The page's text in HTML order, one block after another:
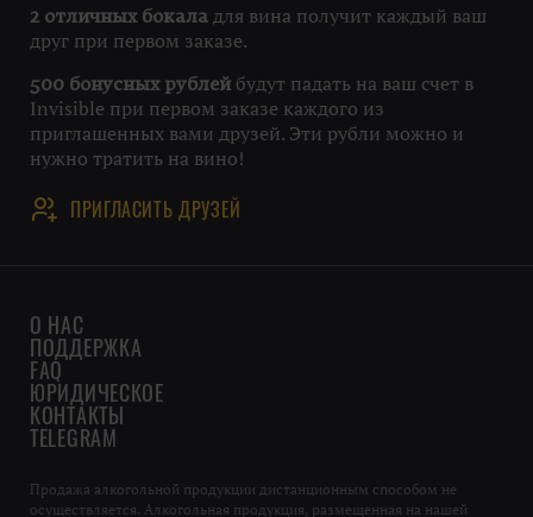
2 отличных бокала для вина получит каждый ваш
друг при первом заказе.
500 бонусных рублей будут падать на ваш счет в
Invisible при первом заказе каждого из
приглашенных вами друзей. Эти рубли можно и
нужно тратить на вино!
ПРИГЛАСИТЬ ДРУЗЕЙ
О НАС
ПОДДЕРЖКА
FAQ
ЮРИДИЧЕСКОЕ
КОНТАКТЫ
TELEGRAM
Продажа алкогольной продукции дистанционным способом не
осуществляется. Алкогольная продукция, размещенная на нашей